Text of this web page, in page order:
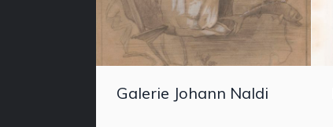
Galerie Johann Naldi